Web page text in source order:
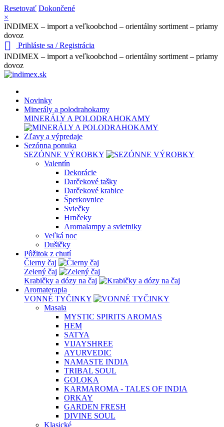
Resetovať Dokončené
×
INDIMEX – import a veľkoobchod – orientálny sortiment – priamy
dovoz

Prihláste sa / Registrácia
INDIMEX – import a veľkoobchod – orientálny sortiment – priamy
dovoz
Novinky
Minerály a polodrahokamy
MINERÁLY A POLODRAHOKAMY
Zľavy a výpredaje
Sezónna ponuka
SEZÓNNE VÝROBKY
Valentín
Dekorácie
Darčekové tašky
Darčekové krabice
Šperkovnice
Sviečky
Hrnčeky
Aromalampy a svietniky
Veľká noc
Dušičky
Pôžitok z chutí
Čierny čaj
Zelený čaj
Krabičky a dózy na čaj
Aromaterapia
VONNÉ TYČINKY
Masala
MYSTIC SPIRITS AROMAS
HEM
SATYA
VIJAYSHREE
AYURVEDIC
NAMASTE INDIA
TRIBAL SOUL
GOLOKA
KARMAROMA - TALES OF INDIA
ORKAY
GARDEN FRESH
DIVINE SOUL
Klasické